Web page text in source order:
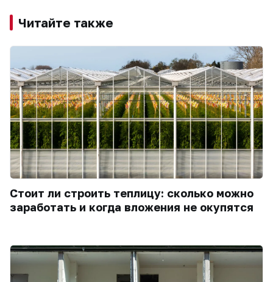
Читайте также
Стоит ли строить теплицу: сколько можно
заработать и когда вложения не окупятся